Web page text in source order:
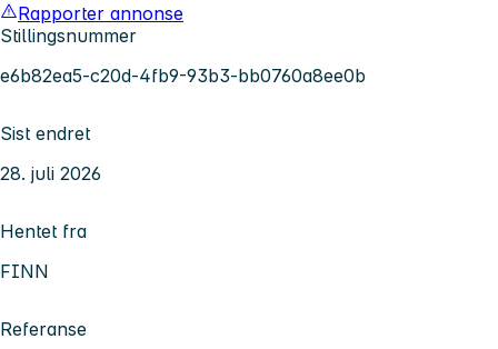
Rapporter annonse
Stillingsnummer
e6b82ea5-c20d-4fb9-93b3-bb0760a8ee0b
Sist endret
28. juli 2026
Hentet fra
FINN
Referanse